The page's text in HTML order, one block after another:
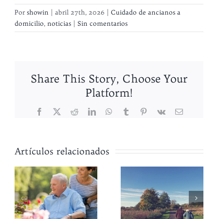
Porshowin abril 27th, 2026
Cuidado de ancianos a
domicilio, noticias Sin comentarios
Share This Story, Choose Your
Platform!
Facebook
X RedditLinkedInWhatsApp
TumblrPinterest
Vk
Correo
Artículos relacionados
prevenir
golpes de
calor y
deshidratación
en personas
¿Quién
nuestros
mayores